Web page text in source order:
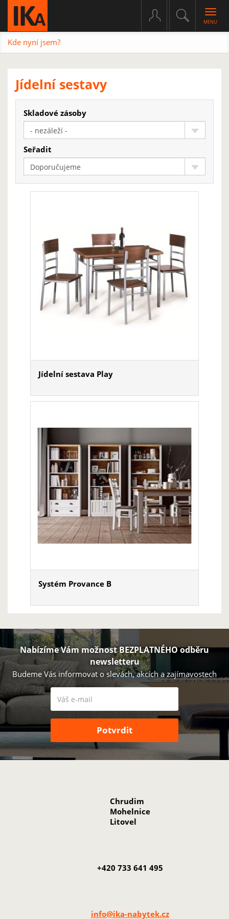
Kde nyní jsem?
Jídelní sestavy
Skladové zásoby
- nezáleží -
Seřadit
Doporučujeme
Jídelní sestava Play
Systém Provance B
Nabízíme Vám možnost BEZPLATNÉHO odběru
newsletteru
Budeme Vás informovat o slevách, akcích a zajímavostech
Chrudim
Mohelnice
Litovel
+420 733 641 495
info@ika-nabytek.cz